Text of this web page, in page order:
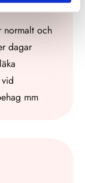
normalt och
dagar
mm